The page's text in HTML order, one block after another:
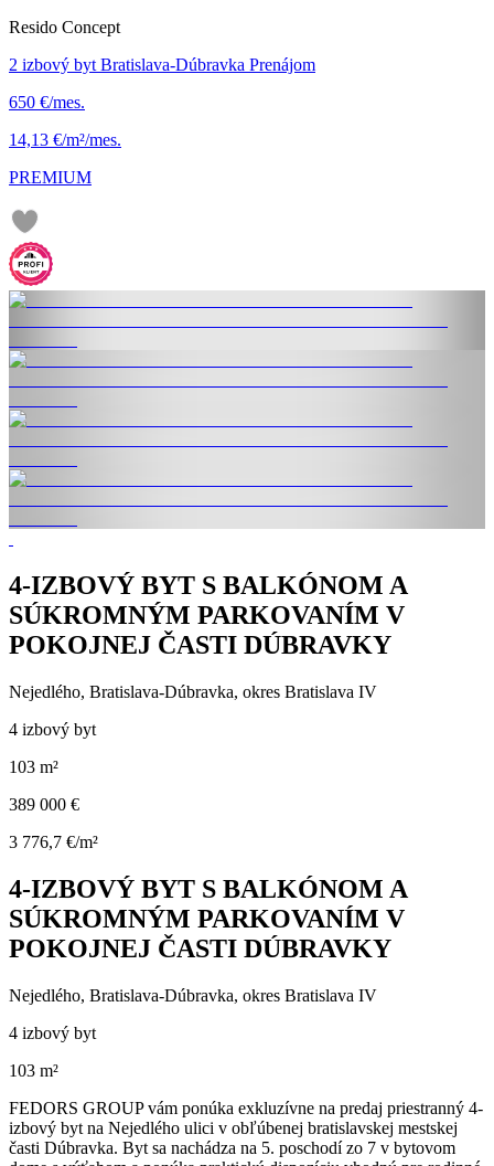
Resido Concept
2 izbový byt Bratislava-Dúbravka Prenájom
650 €/mes.
14,13 €/m²/mes.
PREMIUM
4-IZBOVÝ BYT S BALKÓNOM A
SÚKROMNÝM PARKOVANÍM V
POKOJNEJ ČASTI DÚBRAVKY
Nejedlého, Bratislava-Dúbravka, okres Bratislava IV
4 izbový byt
103 m²
389 000 €
3 776,7 €/m²
4-IZBOVÝ BYT S BALKÓNOM A
SÚKROMNÝM PARKOVANÍM V
POKOJNEJ ČASTI DÚBRAVKY
Nejedlého, Bratislava-Dúbravka, okres Bratislava IV
4 izbový byt
103 m²
FEDORS GROUP vám ponúka exkluzívne na predaj priestranný 4-
izbový byt na Nejedlého ulici v obľúbenej bratislavskej mestskej
časti Dúbravka. Byt sa nachádza na 5. poschodí zo 7 v bytovom